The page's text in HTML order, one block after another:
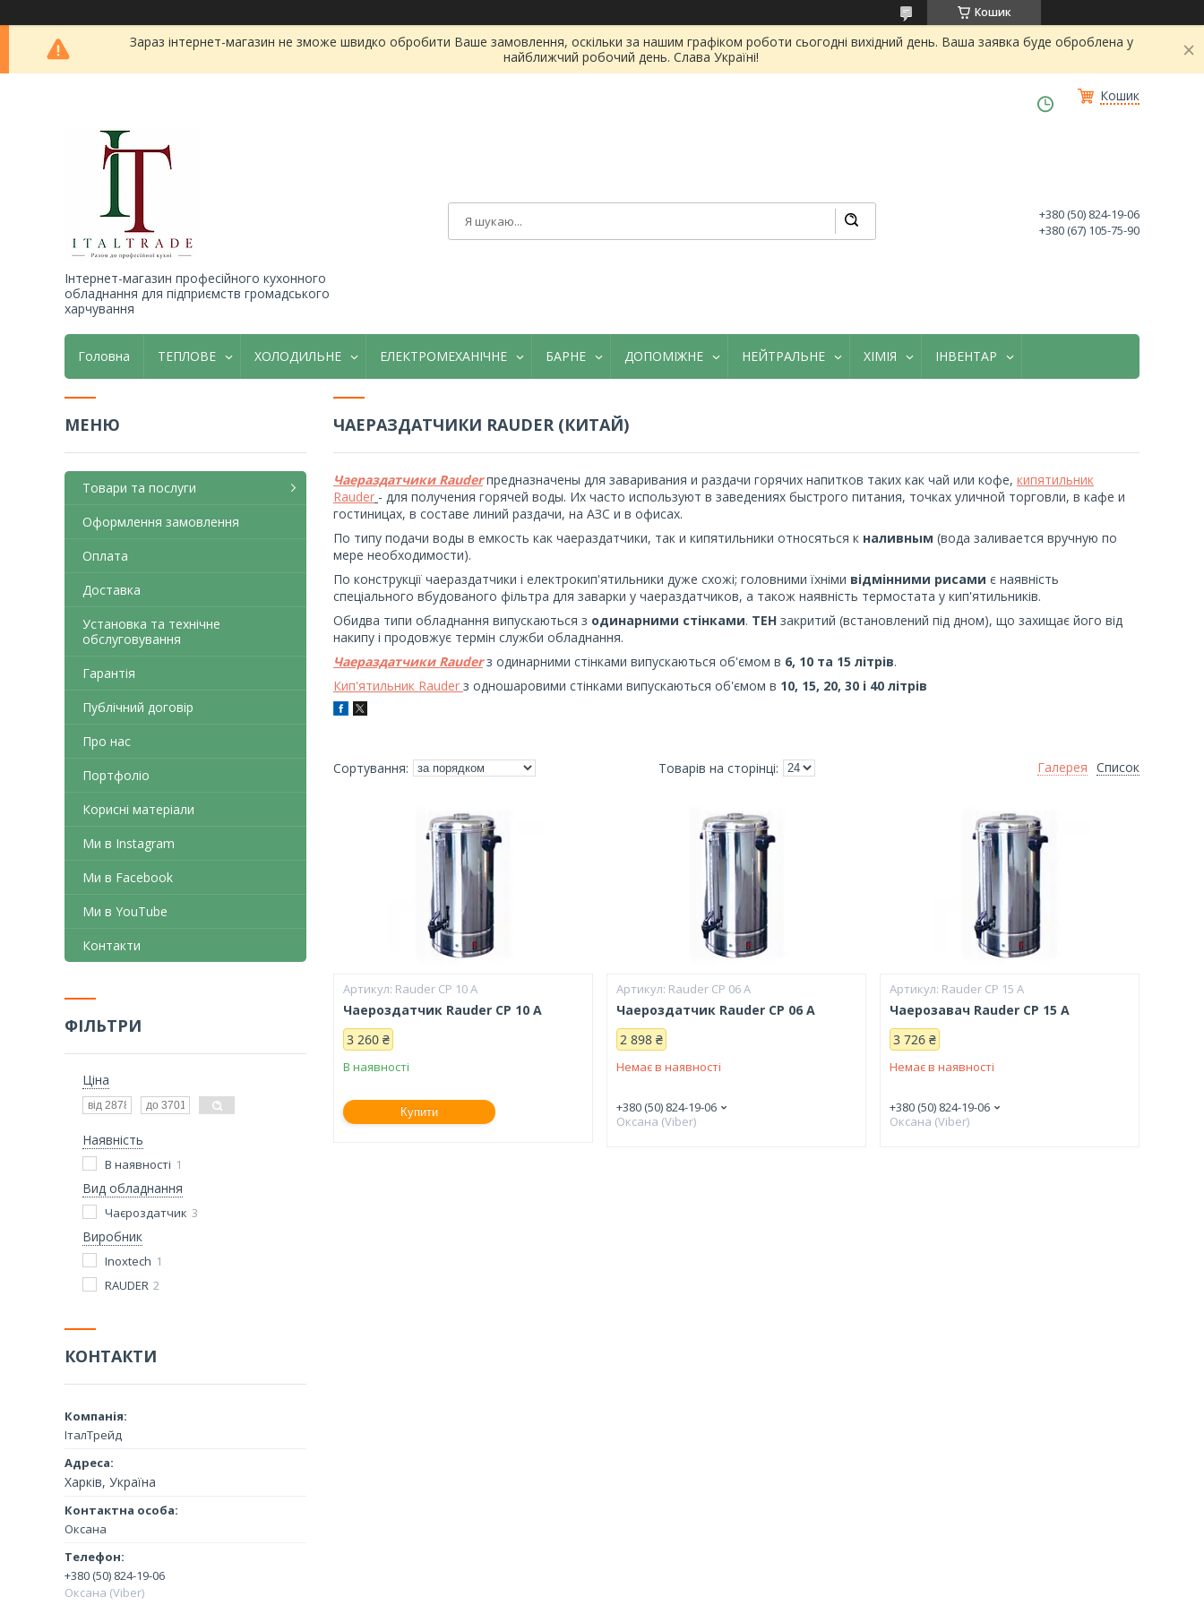
Кошик
Зараз інтернет-магазин не зможе швидко обробити Ваше замовлення, оскільки за нашим графіком роботи сьогодні вихідний день. Ваша заявка буде оброблена у
найближчий робочий день. Слава Україні!
Кошик
Інтернет-магазин професійного кухонного
обладнання для підприємств громадського
харчування
+380 (50) 824-19-06
+380 (67) 105-75-90
Головна ТЕПЛОВЕ ХОЛОДИЛЬНЕ ЕЛЕКТРОМЕХАНІЧНЕ БАРНЕ ДОПОМІЖНЕ НЕЙТРАЛЬНЕ ХІМІЯ ІНВЕНТАР
ЧАЕРАЗДАТЧИКИ RAUDER (КИТАЙ)
Чаераздатчики Rauderпредназначены для заваривания и раздачи горячих напитков таких как чай или кофе, кипятильник
Rauder - для получения горячей воды. Их часто используют в заведениях быстрого питания, точках уличной торговли, в кафе и
гостиницах, в составе линий раздачи, на АЗС и в офисах.
По типу подачи воды в емкость как чаераздатчики, так и кипятильники относяться к наливным (вода заливается вручную по
мере необходимости).
По конструкції чаераздатчики і електрокип'ятильники дуже схожі; головними їхніми відмінними рисами є наявність
спеціального вбудованого фільтра для заварки у чаераздатчиков, а також наявність термостата у кип'ятильників.
Обидва типи обладнання випускаються з одинарними стінками. ТЕН закритий (встановлений під дном), що захищає його від
накипу і продовжує термін служби обладнання.
Чаераздатчики Rauderз одинарними стінками випускаються об'ємом в 6, 10 та 15 літрів.
Кип'ятильник Rauder з одношаровими стінками випускаються об'ємом в 10, 15, 20, 30 і 40 літрів
Галерея Список
Rauder CP 10 A
Чаероздатчик Rauder CP 10 A
3 260 ₴
В наявності
Купити
Rauder CP 06 A
Чаероздатчик Rauder CP 06 A
2 898 ₴
Немає в наявності
+380 (50) 824-19-06
Оксана (Viber)
Rauder CP 15 A
Чаерозавач Rauder CP 15 A
3 726 ₴
Немає в наявності
+380 (50) 824-19-06
Оксана (Viber)
Товари та послуги
Оформлення замовлення
Оплата
Доставка
Установка та технічне
обслуговування
Гарантія
Публічний договір
Про нас
Портфоліо
Корисні матеріали
Ми в Instagram
Ми в Facebook
Ми в YouTube
Контакти
ФІЛЬТРИ
Ціна
Наявність
В наявності 1
Вид обладнання
Чаєроздатчик 3
Виробник
Inoxtech 1
RAUDER 2
КОНТАКТИ
ІталТрейд
Харків, Україна
Оксана
+380 (50) 824-19-06
Оксана (Viber)